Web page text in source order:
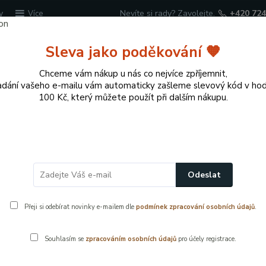
Více Nevíte si rady? Zavolejte. +420
odpadní manžeta pro
Alca
Sleva jako poděkování 🧡
Chceme vám nákup u nás co nejvíce zpříjemnit,
vašeho e-mailu vám automaticky zašleme slevový kód v
100 Kč, který můžete použít při dalším nákupu.
Odeslat
Přeji si odebírat novinky e-mailem dle podmínek zpracování osobních údajů.
Souhlasím se zpracováním osobních údajůpro účely registrace.